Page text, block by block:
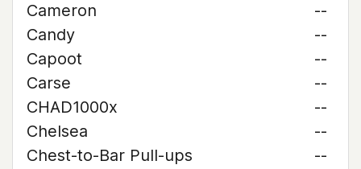
Cameron
--
Candy
--
Capoot
--
Carse
--
CHAD1000x
--
Chelsea
--
Chest-to-Bar Pull-ups
--